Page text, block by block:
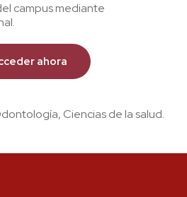
campus mediante
ahora
Ciencias de la salud.